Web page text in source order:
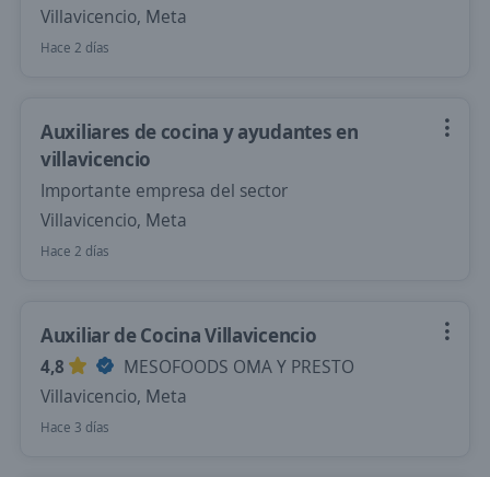
Villavicencio, Meta
Hace 2 días
Auxiliares de cocina y ayudantes en
villavicencio
Importante empresa del sector
Villavicencio, Meta
Hace 2 días
Auxiliar de Cocina Villavicencio
4,8
MESOFOODS OMA Y PRESTO
Villavicencio, Meta
Hace 3 días